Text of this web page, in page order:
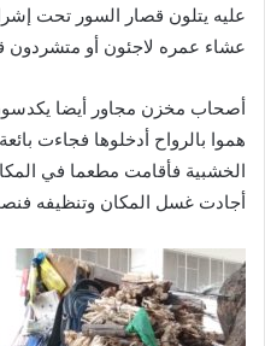
عليه يتلون قصار السور تحت
عشاء عمره لاجئون أو متشردون
أصحاب مخزن مجاور أيضا
هموا بالرواح أدخلوها فجاءت
الخشبية فأقامت مطعما في
أجادت غسل المكان وتنظيفه